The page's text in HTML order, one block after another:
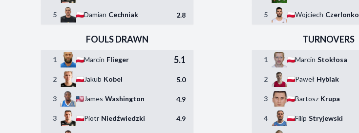
5 Damian Cechniak 2.8 5 Wojciech Czerlonko
FOULS DRAWN
1 Marcin Flieger 5.1
2 Jakub Kobel 5.0
3 James Washington 4.9
3 Piotr Niedźwiedzki 4.9
TURNOVERS
1 Marcin Stokłosa
2 Paweł Hybiak
3 Bartosz Krupa
4 Filip Stryjewski